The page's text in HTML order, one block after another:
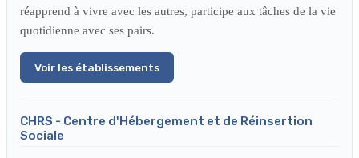
réapprend à vivre avec les autres, participe aux tâches de la vie
quotidienne avec ses pairs.
Voir les établissements
CHRS - Centre d'Hébergement et de Réinsertion
Sociale